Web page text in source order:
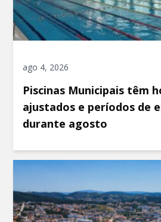
ago 4, 2026
Piscinas Municipais têm
ajustados e períodos de
durante agosto